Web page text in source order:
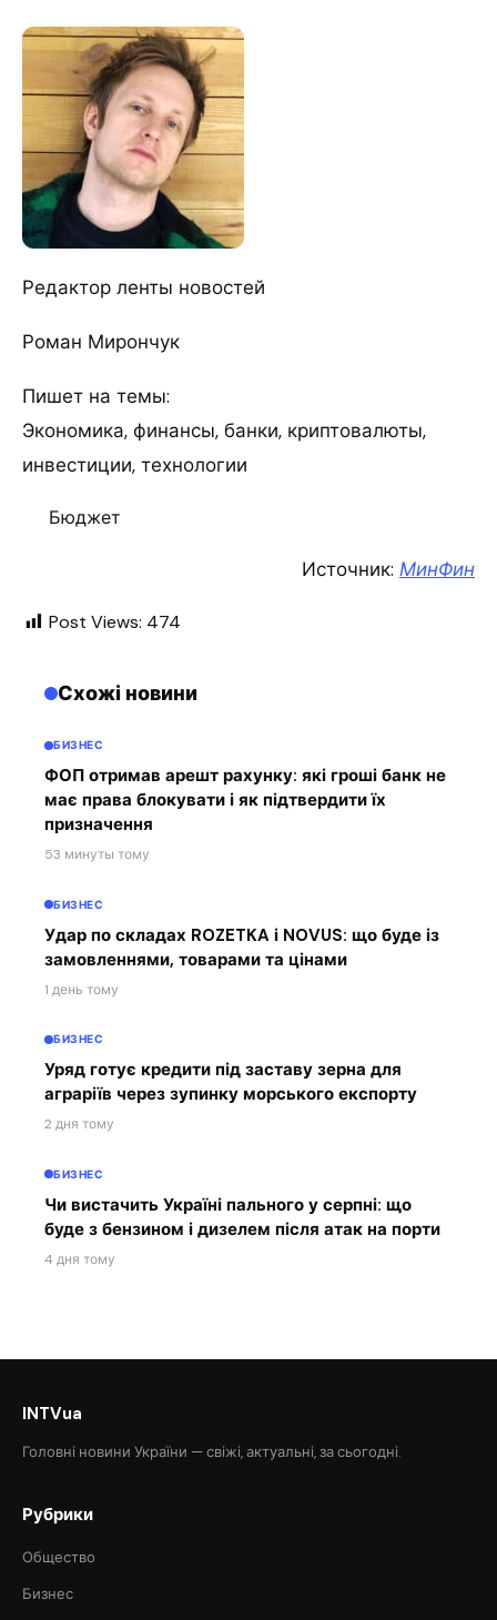
Редактор ленты новостей
Роман Мирончук
Пишет на темы:
Экономика, финансы, банки, криптовалюты,
инвестиции, технологии
Бюджет
Источник: МинФин
Post Views: 474
Схожі новини
БИЗНЕС
ФОП отримав арешт рахунку: які гроші банк не
має права блокувати і як підтвердити їх
призначення
53 минуты тому
БИЗНЕС
Удар по складах ROZETKA і NOVUS: що буде із
замовленнями, товарами та цінами
1 день тому
БИЗНЕС
Уряд готує кредити під заставу зерна для
аграріїв через зупинку морського експорту
2 дня тому
БИЗНЕС
Чи вистачить Україні пального у серпні: що
буде з бензином і дизелем після атак на порти
4 дня тому
INTVua
Головні новини України — свіжі, актуальні, за сьогодні.
Рубрики
Общество
Бизнес